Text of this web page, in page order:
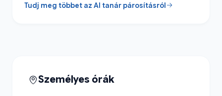
Tudj meg többet az AI tanár párosításról
Személyes órák